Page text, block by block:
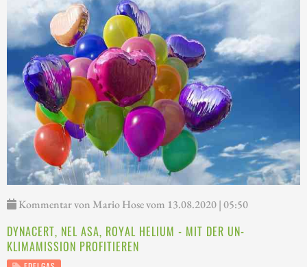
Kommentar von Mario Hose vom 13.08.2020 | 05:50
DYNACERT, NEL ASA, ROYAL HELIUM - MIT DER UN-
KLIMAMISSION PROFITIEREN